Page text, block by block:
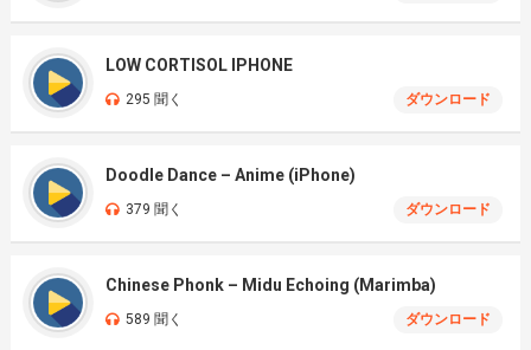
LOW CORTISOL IPHONE
295 聞く ダウンロード
Doodle Dance – Anime (iPhone)
379 聞く ダウンロード
Chinese Phonk – Midu Echoing (Marimba)
589 聞く ダウンロード